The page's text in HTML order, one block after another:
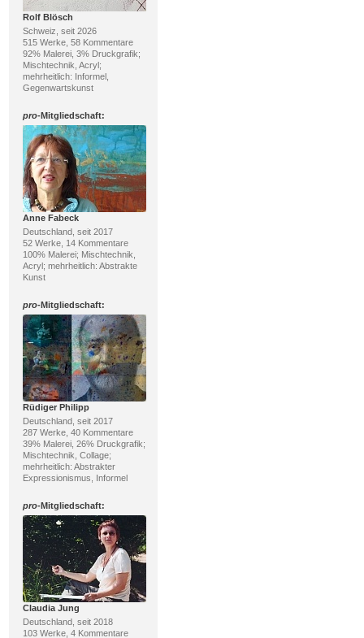
Rolf Blösch
Schweiz, seit 2026
515 Werke, 58 Kommentare
92% Malerei, 3% Druckgrafik;
Mischtechnik, Acryl;
mehrheitlich: Informel,
Gegenwartskunst
pro-Mitgliedschaft:
Anne Fabeck
Deutschland, seit 2017
52 Werke, 14 Kommentare
100% Malerei; Mischtechnik,
Acryl; mehrheitlich: Abstrakte
Kunst
pro-Mitgliedschaft:
Rüdiger Philipp
Deutschland, seit 2017
287 Werke, 40 Kommentare
39% Malerei, 26% Druckgrafik;
Mischtechnik, Collage;
mehrheitlich: Abstrakter
Expressionismus, Informel
pro-Mitgliedschaft:
Claudia Jung
Deutschland, seit 2018
103 Werke, 4 Kommentare